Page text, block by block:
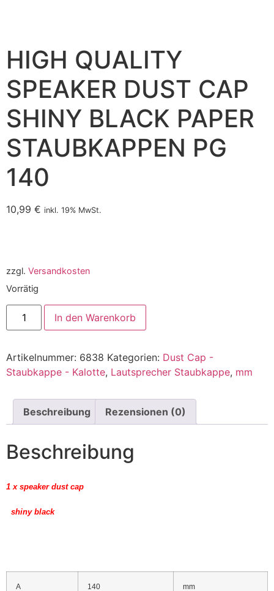
HIGH QUALITY
SPEAKER DUST CAP
SHINY BLACK PAPER
STAUBKAPPEN PG
140
10,99 € inkl. 19% MwSt.
zzgl. Versandkosten
Vorrätig
In den Warenkorb
Artikelnummer: 6838 Kategorien: Dust Cap -
Staubkappe - Kalotte, Lautsprecher Staubkappe, mm
Beschreibung Rezensionen (0)
Beschreibung
1 x speaker dust cap
shiny black
A 140 mm